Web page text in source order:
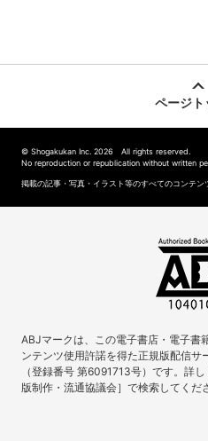
ページト
© Shogakukan Inc. 2026 All rights reserved.
No reproduction or republication without written
掲載の記事・写真・イラスト等のすべてのコンテン
ABJマークは、この電子書店・電子書
ンテンツ使用許諾を得た正規版配信サ
（登録番号 第6091713号）です。詳
版制作・流通協議会］で検索してくだ